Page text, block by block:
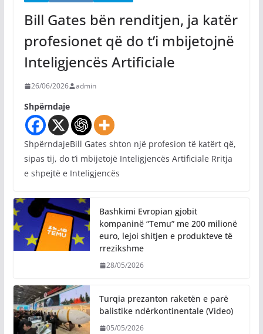
Bill Gates bën renditjen, ja katër
profesionet që do t’i mbijetojnë
Inteligjencës Artificiale
26/06/2026 admin
Shpërndaje
ShpërndajeBill Gates shton një profesion të katërt që,
sipas tij, do t’i mbijetojë Inteligjencës Artificiale Rritja
e shpejtë e Inteligjencës
Bashkimi Evropian gjobit
kompaninë “Temu” me 200 milionë
euro, lejoi shitjen e produkteve të
rrezikshme
28/05/2026
Turqia prezanton raketën e parë
balistike ndërkontinentale (Video)
05/05/2026